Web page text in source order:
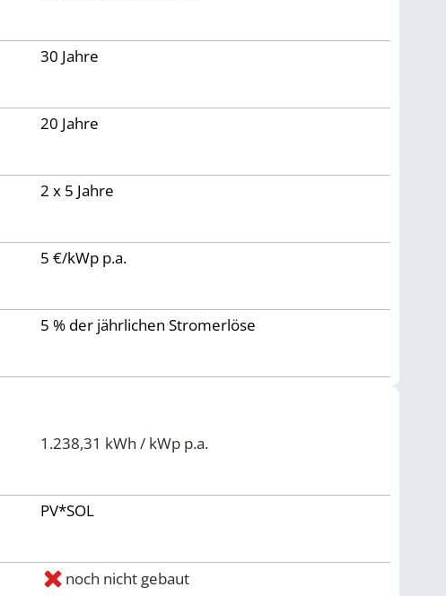
30 Jahre
20 Jahre
2 x 5 Jahre
5 €/kWp p.a.
5 % der jährlichen Stromerlöse
1.238,31 kWh / kWp p.a.
PV*SOL
noch nicht gebaut